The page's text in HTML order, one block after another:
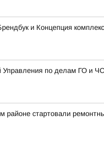
и Концепция
Управления по делам ГО и
районе стартовали